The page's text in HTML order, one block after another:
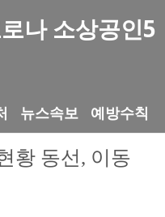
나 소상공인5
뉴스속보 예방수칙
황 동선, 이동